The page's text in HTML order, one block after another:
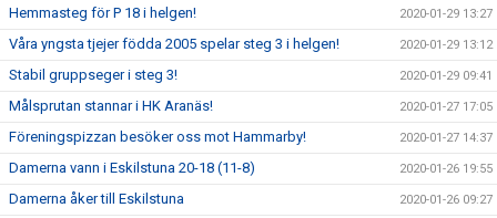
Hemmasteg för P 18 i helgen! 2020-01-29 13:27
Våra yngsta tjejer födda 2005 spelar steg 3 i helgen! 2020-01-29 13:12
Stabil gruppseger i steg 3! 2020-01-29 09:41
Målsprutan stannar i HK Aranäs! 2020-01-27 17:05
Föreningspizzan besöker oss mot Hammarby! 2020-01-27 14:37
Damerna vann i Eskilstuna 20-18 (11-8) 2020-01-26 19:55
Damerna åker till Eskilstuna 2020-01-26 09:27